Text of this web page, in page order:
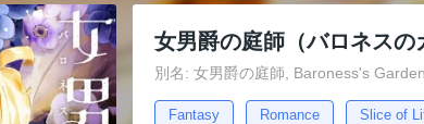
女男爵の庭師（バロネスの
別名: 女男爵の庭師, Baroness's
Fantasy Romance Slice of